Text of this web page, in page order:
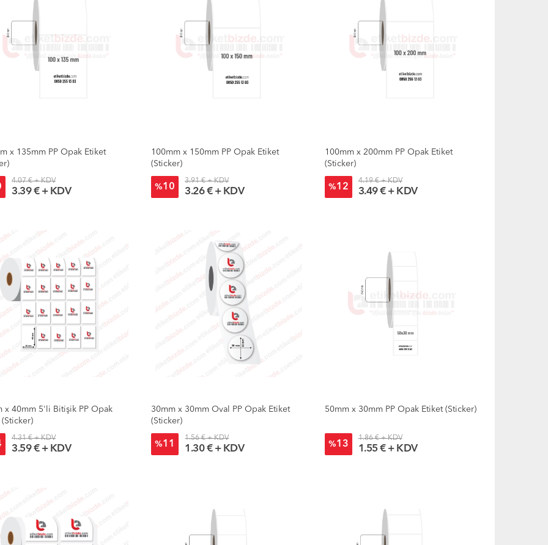
x 135mm PP Opak Etiket
4.07 € + KDV
3.39 € + KDV
100mm x 150mm PP Opak Etiket
(Sticker)
%10
3.91 € + KDV
3.26 € + KDV
100mm x 200mm PP Opak Etiket
(Sticker)
%12
4.19 € + KDV
3.49 € + KDV
x 40mm 5'li Bitişik PP Opak
(Sticker)
4.31 € + KDV
3.59 € + KDV
30mm x 30mm Oval PP Opak Etiket
(Sticker)
%11
1.56 € + KDV
1.30 € + KDV
50mm x 30mm PP Opak Etiket (Sticker)
%13
1.86 € + KDV
1.55 € + KDV